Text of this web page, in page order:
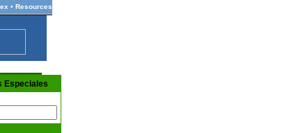
• Resources
Especiales